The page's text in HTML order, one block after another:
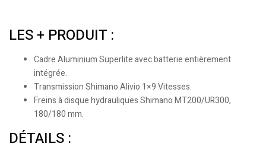
LES + PRODUIT :
Cadre Aluminium Superlite avec batterie entièrement
intégrée.
Transmission Shimano Alivio 1×9 Vitesses.
Freins à disque hydrauliques Shimano MT200/UR300,
180/180 mm.
DÉTAILS :